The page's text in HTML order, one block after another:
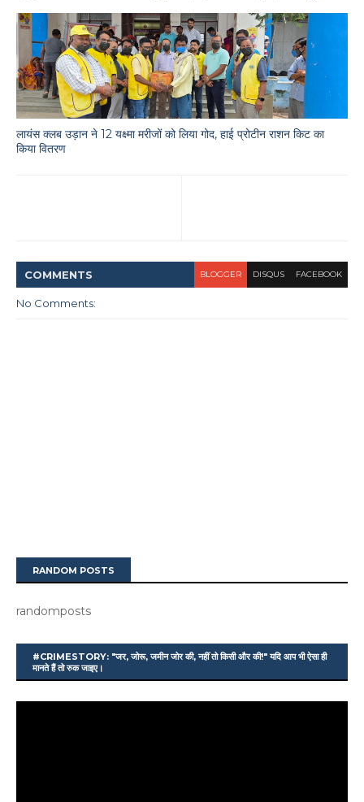
लायंस क्लब उड़ान ने 12 यक्ष्मा मरीजों को लिया गोद, हाई प्रोटीन राशन किट का
किया वितरण
COMMENTS BLOGGER DISQUS FACEBOOK
No Comments:
RANDOM POSTS
randomposts
#CRIMESTORY: "जर, जोरू, जमीन जोर की, नहीं तो किसी और की!" यदि आप भी ऐसा ही
मानते हैं तो रुक जाइए।